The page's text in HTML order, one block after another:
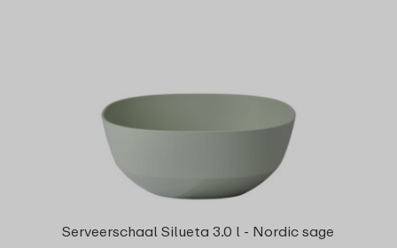
Serveerschaal Silueta 3.0 l - Nordic sage